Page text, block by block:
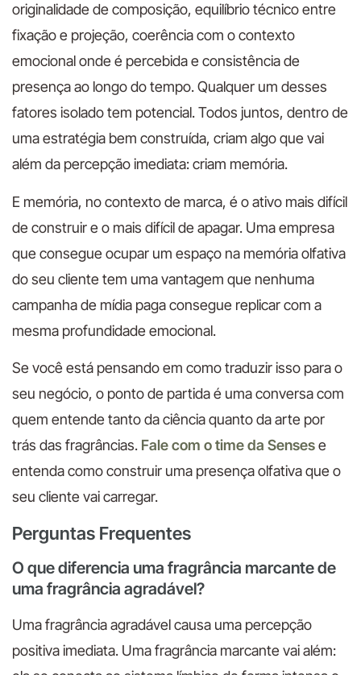
originalidade de composição, equilíbrio técnico entre
fixação e projeção, coerência com o contexto
emocional onde é percebida e consistência de
presença ao longo do tempo. Qualquer um desses
fatores isolado tem potencial. Todos juntos, dentro de
uma estratégia bem construída, criam algo que vai
além da percepção imediata: criam memória.
E memória, no contexto de marca, é o ativo mais difícil
de construir e o mais difícil de apagar. Uma empresa
que consegue ocupar um espaço na memória olfativa
do seu cliente tem uma vantagem que nenhuma
campanha de mídia paga consegue replicar com a
mesma profundidade emocional.
Se você está pensando em como traduzir isso para o
seu negócio, o ponto de partida é uma conversa com
quem entende tanto da ciência quanto da arte por
trás das fragrâncias. Fale com o time da Sensese
entenda como construir uma presença olfativa que o
seu cliente vai carregar.
Perguntas Frequentes
O que diferencia uma fragrância marcante de
uma fragrância agradável?
Uma fragrância agradável causa uma percepção
positiva imediata. Uma fragrância marcante vai além: